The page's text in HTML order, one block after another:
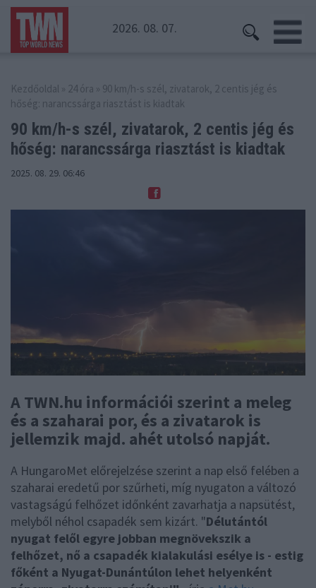
2026. 08. 07.
Kezdőoldal » 24 óra » 90 km/h-s szél, zivatarok, 2 centis jég és
hőség: narancssárga riasztást is kiadtak
90 km/h-s szél, zivatarok, 2 centis jég és
hőség: narancssárga riasztást is kiadtak
2025. 08. 29. 06:46
A TWN.hu információi szerint a meleg
és a szaharai por, és a zivatarok is
jellemzik majd. ahét utolsó napját.
A HungaroMet előrejelzése szerint a nap első felében a
szaharai eredetű por szűrheti, míg nyugaton a változó
vastagságú felhőzet időnként zavarhatja a napsütést,
melyből néhol csapadék sem kizárt. "Délutántól
nyugat felől egyre jobban megnövekszik a
felhőzet, nő a csapadék kialakulási esélye is - estig
főként a Nyugat-Dunántúlon lehet helyenként